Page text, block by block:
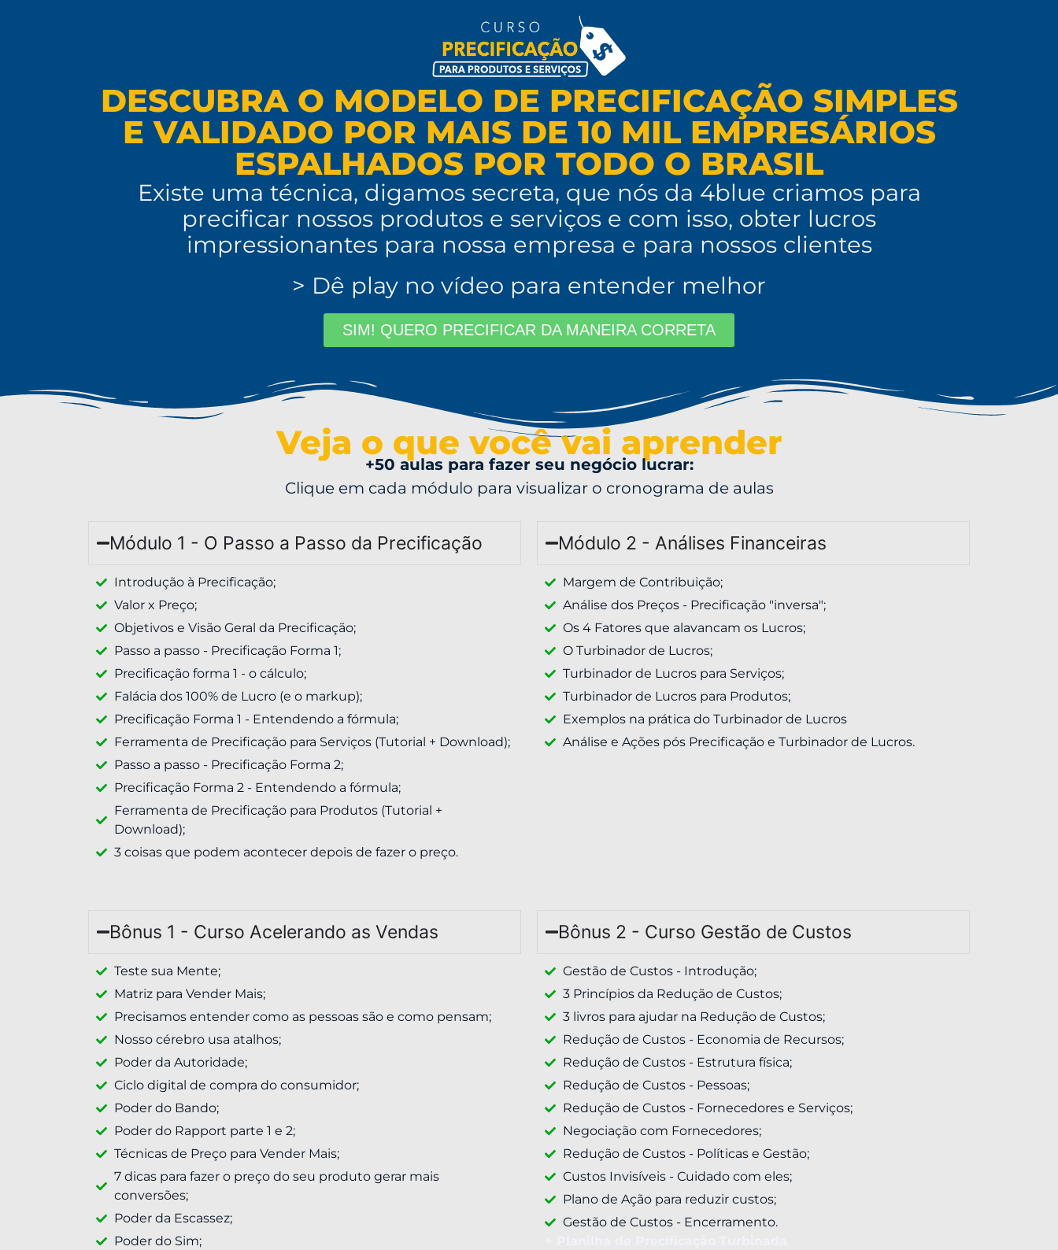
DESCUBRA O MODELO DE PRECIFICAÇÃO SIMPLES
E VALIDADO POR MAIS DE 10 MIL EMPRESÁRIOS
ESPALHADOS POR TODO O BRASIL
Existe uma técnica, digamos secreta, que nós da 4blue criamos para
precificar nossos produtos e serviços e com isso, obter lucros
impressionantes para nossa empresa e para nossos clientes
> Dê play no vídeo para entender melhor
SIM! QUERO PRECIFICAR DA MANEIRA CORRETA
Veja o que você vai aprender
+50 aulas para fazer seu negócio lucrar:
Clique em cada módulo para visualizar o cronograma de aulas
Módulo 1 - O Passo a Passo da Precificação
Introdução à Precificação;
Valor x Preço;
Objetivos e Visão Geral da Precificação;
Passo a passo - Precificação Forma 1;
Precificação forma 1 - o cálculo;
Falácia dos 100% de Lucro (e o markup);
Precificação Forma 1 - Entendendo a fórmula;
Ferramenta de Precificação para Serviços (Tutorial + Download);
Passo a passo - Precificação Forma 2;
Precificação Forma 2 - Entendendo a fórmula;
Ferramenta de Precificação para Produtos (Tutorial +
Download);
3 coisas que podem acontecer depois de fazer o preço.
Módulo 2 - Análises Financeiras
Margem de Contribuição;
Análise dos Preços - Precificação "inversa";
Os 4 Fatores que alavancam os Lucros;
O Turbinador de Lucros;
Turbinador de Lucros para Serviços;
Turbinador de Lucros para Produtos;
Exemplos na prática do Turbinador de Lucros
Análise e Ações pós Precificação e Turbinador de Lucros.
Bônus 1 - Curso Acelerando as Vendas
Teste sua Mente;
Matriz para Vender Mais;
Precisamos entender como as pessoas são e como pensam;
Nosso cérebro usa atalhos;
Poder da Autoridade;
Ciclo digital de compra do consumidor;
Poder do Bando;
Poder do Rapport parte 1 e 2;
Técnicas de Preço para Vender Mais;
7 dicas para fazer o preço do seu produto gerar mais
conversões;
Poder da Escassez;
Poder do Sim;
Bônus 2 - Curso Gestão de Custos
Gestão de Custos - Introdução;
3 Princípios da Redução de Custos;
3 livros para ajudar na Redução de Custos;
Redução de Custos - Economia de Recursos;
Redução de Custos - Estrutura física;
Redução de Custos - Pessoas;
Redução de Custos - Fornecedores e Serviços;
Negociação com Fornecedores;
Redução de Custos - Políticas e Gestão;
Custos Invisíveis - Cuidado com eles;
Plano de Ação para reduzir custos;
Gestão de Custos - Encerramento.